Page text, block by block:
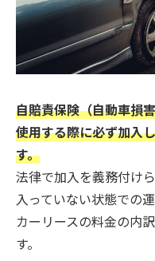
自賠責保険（自動車損
使用する際に必ず加入
す。
法律で加入を義務付け
入っていない状態での
カーリースの料金の内
す。